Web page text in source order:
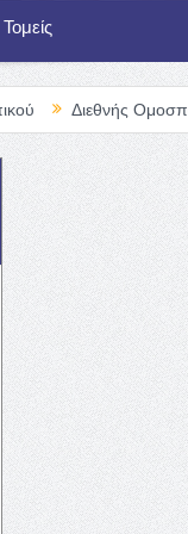
Ομοσπονδία